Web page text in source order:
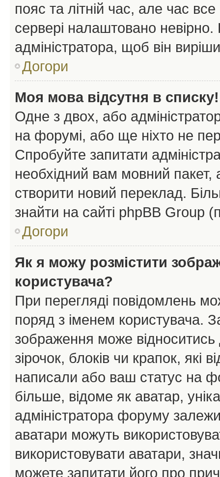
пояс та літній час, але час
сервері налаштовано
адміністратора, щоб він
Догори
Моя мова відсутня в списку!
Одне з двох, або
на форумі, або ще ніхто не
Спробуйте запитати
необхідний вам мовний
створити новий переклад.
знайти на сайті phpBB Group
Догори
Як я можу розмістити
користувача?
При перегляді повідомлень
поряд з іменем користувача.
зображення може відноситись
зірочок, блоків чи крапок, які
написали або ваш статус на
більше, відоме як аватар,
адміністратора форуму
аватари можуть
використовувати аватари,
можете запитати його про